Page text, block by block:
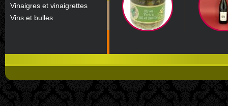
Vinaigres et vinaigrettes
Vins et bulles